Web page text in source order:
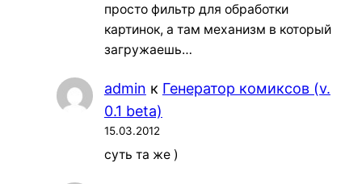
просто фильтр для обработки
картинок, а там механизм в который
загружаешь…
admin к Генератор комиксов (v.
0.1 beta)
15.03.2012
суть та же )